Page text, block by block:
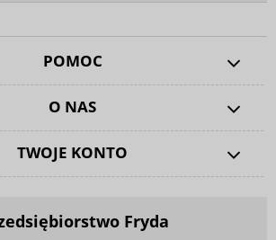
POMOC
O NAS
TWOJE KONTO
Fryda